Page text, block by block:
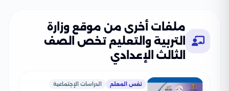
ملفات أخرى من موقع وزارة
التربية والتعليم تخص الصف
الثالث الإعدادي
نفس المعلم الدراسات الإجتماعية